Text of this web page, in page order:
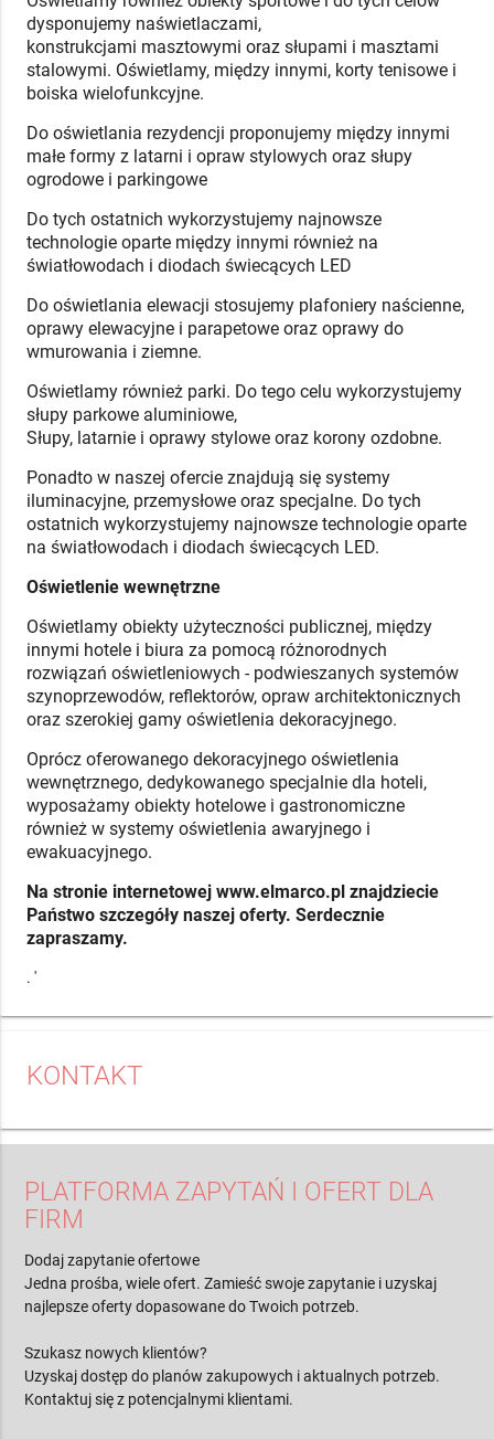
dysponujemy naświetlaczami,
konstrukcjami masztowymi oraz słupami i masztami
stalowymi. Oświetlamy, między innymi, korty tenisowe i
boiska wielofunkcyjne.
Do oświetlania rezydencji proponujemy między innymi
małe formy z latarni i opraw stylowych oraz słupy
ogrodowe i parkingowe
Do tych ostatnich wykorzystujemy najnowsze
technologie oparte między innymi również na
światłowodach i diodach świecących LED
Do oświetlania elewacji stosujemy plafoniery naścienne,
oprawy elewacyjne i parapetowe oraz oprawy do
wmurowania i ziemne.
Oświetlamy również parki. Do tego celu wykorzystujemy
słupy parkowe aluminiowe,
Słupy, latarnie i oprawy stylowe oraz korony ozdobne.
Ponadto w naszej ofercie znajdują się systemy
iluminacyjne, przemysłowe oraz specjalne. Do tych
ostatnich wykorzystujemy najnowsze technologie oparte
na światłowodach i diodach świecących LED.
Oświetlenie wewnętrzne
Oświetlamy obiekty użyteczności publicznej, między
innymi hotele i biura za pomocą różnorodnych
rozwiązań oświetleniowych - podwieszanych systemów
szynoprzewodów, reflektorów, opraw architektonicznych
oraz szerokiej gamy oświetlenia dekoracyjnego.
Oprócz oferowanego dekoracyjnego oświetlenia
wewnętrznego, dedykowanego specjalnie dla hoteli,
wyposażamy obiekty hotelowe i gastronomiczne
również w systemy oświetlenia awaryjnego i
ewakuacyjnego.
Na stronie internetowej www.elmarco.pl znajdziecie
Państwo szczegóły naszej oferty. Serdecznie
zapraszamy.
. '
KONTAKT
PLATFORMA ZAPYTAŃ I OFERT DLA
FIRM
Dodaj zapytanie ofertowe
Jedna prośba, wiele ofert. Zamieść swoje zapytanie i uzyskaj
najlepsze oferty dopasowane do Twoich potrzeb.
Szukasz nowych klientów?
Uzyskaj dostęp do planów zakupowych i aktualnych potrzeb.
Kontaktuj się z potencjalnymi klientami.